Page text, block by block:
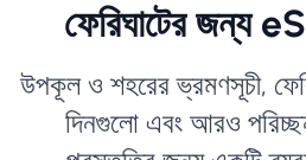
ফেরিঘাটের জন্য
উপকূল ও শহরের ভ্রমণসূচী,
দিনগুলো এবং আরও